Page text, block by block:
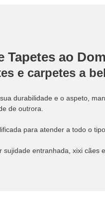
Tapetes ao
e carpetes a
durabilidade e o aspeto,
de outrora.
para atender a todo o
entranhada, xixi cães